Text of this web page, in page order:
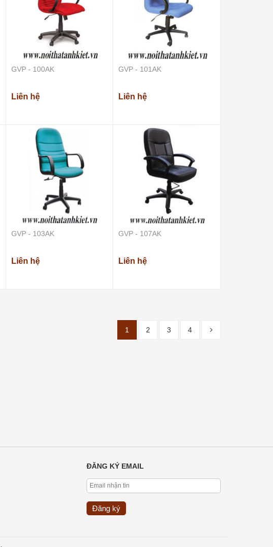
GVP - 100AK
Liên hệ
GVP - 101AK
Liên hệ
GVP - 103AK
Liên hệ
GVP - 107AK
Liên hệ
1 2 3 4
ĐĂNG KÝ EMAIL
Đăng ký